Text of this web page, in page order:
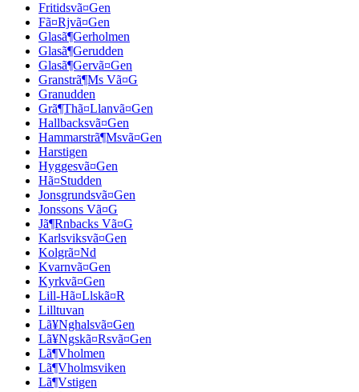
Fritidsvã¤Gen
Fã¤Rjvã¤Gen
Glasã¶Gerholmen
Glasã¶Gerudden
Glasã¶Gervã¤Gen
Granstrã¶Ms Vã¤G
Granudden
Grã¶Thã¤Llanvã¤Gen
Hallbacksvã¤Gen
Hammarstrã¶Msvã¤Gen
Harstigen
Hyggesvã¤Gen
Hã¤Studden
Jonsgrundsvã¤Gen
Jonssons Vã¤G
Jã¶Rnbacks Vã¤G
Karlsviksvã¤Gen
Kolgrã¤Nd
Kvarnvã¤Gen
Kyrkvã¤Gen
Lill-Hã¤Llskã¤R
Lilltuvan
Lã¥Nghalsvã¤Gen
Lã¥Ngskã¤Rsvã¤Gen
Lã¶Vholmen
Lã¶Vholmsviken
Lã¶Vstigen